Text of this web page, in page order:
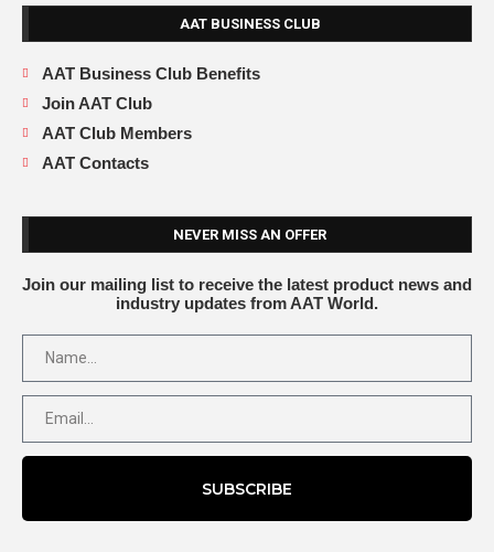
AAT BUSINESS CLUB
AAT Business Club Benefits
Join AAT Club
AAT Club Members
AAT Contacts
NEVER MISS AN OFFER
Join our mailing list to receive the latest product news and
industry updates from AAT World.
SUBSCRIBE